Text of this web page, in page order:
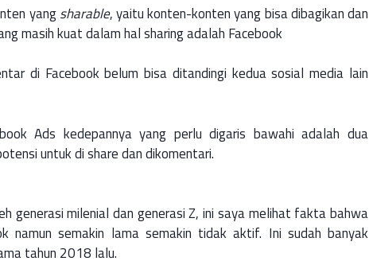
yangsharable, yaitu konten-konten yang bisa dibagikan dan
masih kuat dalam hal sharing adalah Facebook
di Facebook belum bisa ditandingi kedua sosial media lain
Ads kedepannya yang perlu digaris bawahi adalah dua
untuk di share dan dikomentari.
generasi milenial dan generasi Z, ini saya melihat fakta bahwa
namun semakin lama semakin tidak aktif. Ini sudah banyak
tahun 2018 lalu.